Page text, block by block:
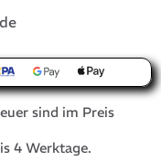
sind im Preis
4 Werktage.